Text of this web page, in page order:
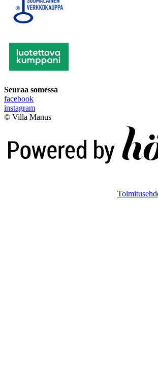
Seuraa somessa
facebook
instagram
© Villa Manus